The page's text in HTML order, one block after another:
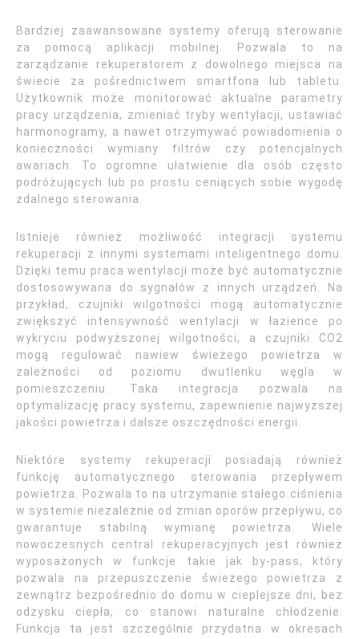
Bardziej zaawansowane systemy oferują sterowanie
za pomocą aplikacji mobilnej. Pozwala to na
zarządzanie rekuperatorem z dowolnego miejsca na
świecie za pośrednictwem smartfona lub tabletu.
Użytkownik może monitorować aktualne parametry
pracy urządzenia, zmieniać tryby wentylacji, ustawiać
harmonogramy, a nawet otrzymywać powiadomienia o
konieczności wymiany filtrów czy potencjalnych
awariach. To ogromne ułatwienie dla osób często
podróżujących lub po prostu ceniących sobie wygodę
zdalnego sterowania.
Istnieje również możliwość integracji systemu
rekuperacji z innymi systemami inteligentnego domu.
Dzięki temu praca wentylacji może być automatycznie
dostosowywana do sygnałów z innych urządzeń. Na
przykład, czujniki wilgotności mogą automatycznie
zwiększyć intensywność wentylacji w łazience po
wykryciu podwyższonej wilgotności, a czujniki CO2
mogą regulować nawiew świeżego powietrza w
zależności od poziomu dwutlenku węgla w
pomieszczeniu. Taka integracja pozwala na
optymalizację pracy systemu, zapewnienie najwyższej
jakości powietrza i dalsze oszczędności energii.
Niektóre systemy rekuperacji posiadają również
funkcję automatycznego sterowania przepływem
powietrza. Pozwala to na utrzymanie stałego ciśnienia
w systemie niezależnie od zmian oporów przepływu, co
gwarantuje stabilną wymianę powietrza. Wiele
nowoczesnych central rekuperacyjnych jest również
wyposażonych w funkcje takie jak by-pass, który
pozwala na przepuszczenie świeżego powietrza z
zewnątrz bezpośrednio do domu w cieplejsze dni, bez
odzysku ciepła, co stanowi naturalne chłodzenie.
Funkcja ta jest szczególnie przydatna w okresach